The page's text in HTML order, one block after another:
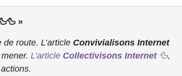
»
route. L’article Convivialisons Internet
L’article Collectivisons Internet 🦆,